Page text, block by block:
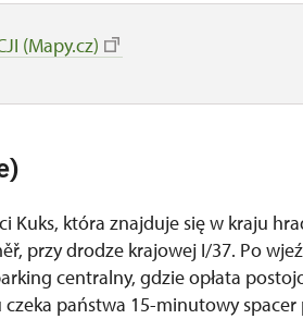
(Mapy.cz)
Kuks, która znajduje się w kraju
przy drodze krajowej I/37. Po
centralny, gdzie opłata
państwa 15-minutowy spacer